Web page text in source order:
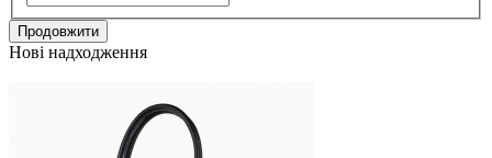
Продовжити
Нові надходження